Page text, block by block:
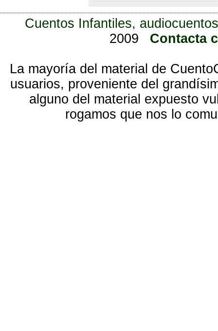
Cuentos Infantiles,
2009
Contacta
La mayoría del material de
usuarios, proveniente del
alguno del material expuesto
rogamos que nos lo